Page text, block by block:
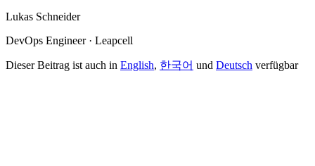
Lukas Schneider
DevOps Engineer · Leapcell
Dieser Beitrag ist auch in English, 한국어 und Deutsch verfügbar